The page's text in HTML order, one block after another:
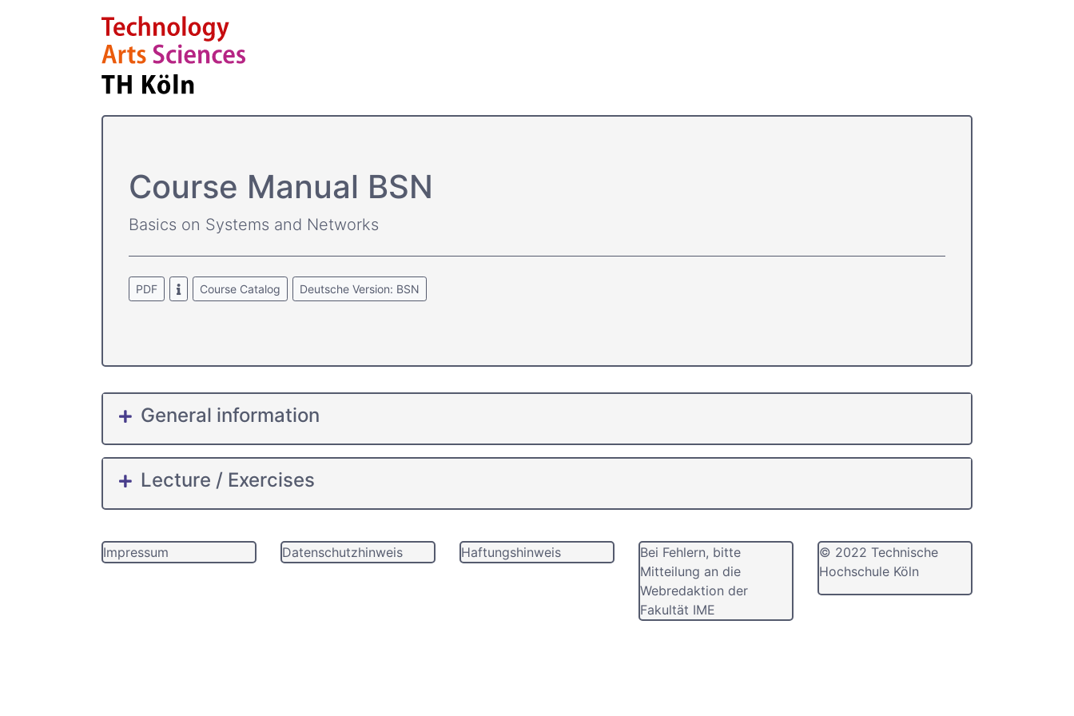
Course­ Manual BSN
Basics on Systems and Networks
PDF Course Catalog Deutsche Version: BSN
General information
Lecture / Exercises
Impressum Datenschutzhinweis Haftungshinweis
Bei Fehlern, bitte
Mitteilung an die
Webredaktion der
Fakultät IME
© 2022 Technische
Hochschule Köln